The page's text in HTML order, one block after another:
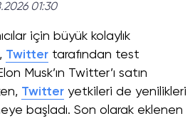
01:30
için büyük kolaylık
Twitter tarafından test
Musk’ın Twitter’ı satın
Twitter yetkileri de yenilikleri
başladı. Son olarak eklenen